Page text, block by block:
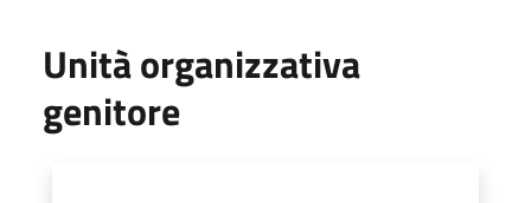
Unità organizzativa
genitore